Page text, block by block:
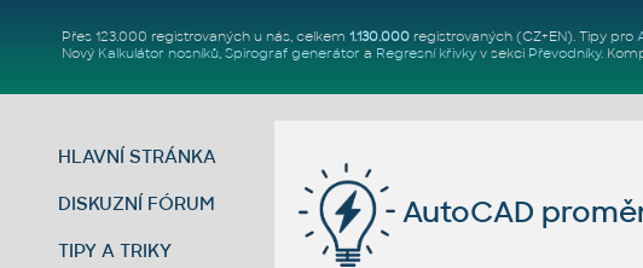
Přes 123.000 registrovaných u nás, celkem 1.130.000registrovaných (CZ+EN). Tipy pro
Nový Kalkulátor nosníků, Spirograf generátor a Regresní křivkyv sekci Převodníky.
HLAVNÍ STRÁNKA
DISKUZNÍ FÓRUM
TIPY A TRIKY
AutoCAD